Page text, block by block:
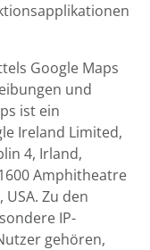
Google Maps
und
ist ein
Ireland Limited,
4, Irland,
Amphitheatre
USA. Zu den
IP-
gehören,